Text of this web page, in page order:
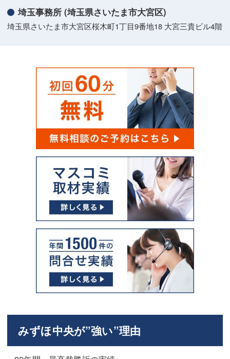
埼玉事務所 (埼玉県さいたま市大宮区)
埼玉県さいたま市大宮区桜木町1丁目9番地18 大宮三貴ビル4階
みずほ中央が”強い”理由